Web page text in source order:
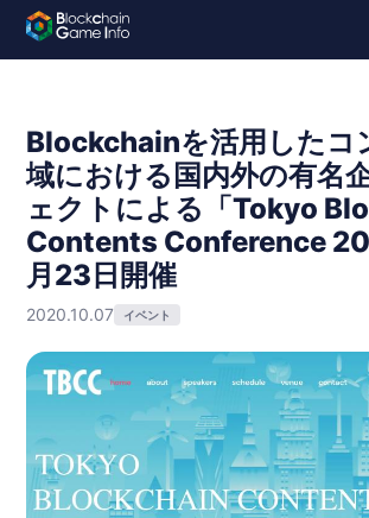
Blockchainを活用したコ
域における国内外の有名
ェクトによる「Tokyo
Contents Conference
月23日開催
2020.10.07 イベント